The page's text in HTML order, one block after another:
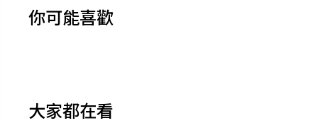
你可能喜歡
大家都在看